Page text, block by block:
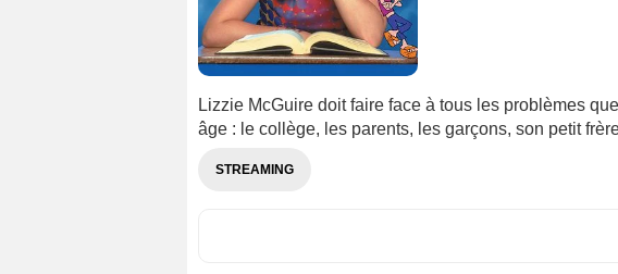
Lizzie McGuire doit faire face à tous les problèmes
âge : le collège, les parents, les garçons, son petit
STREAMING